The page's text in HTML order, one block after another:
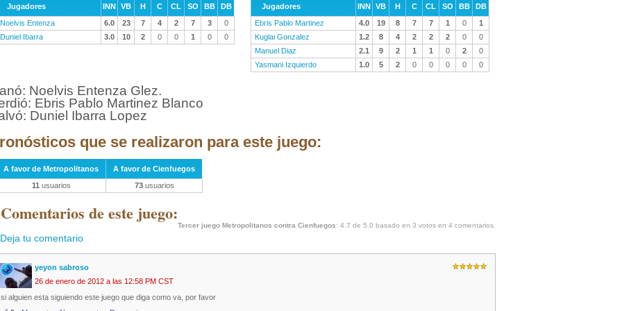
Jugadores INN VB H C CL SO BB
DB
Noelvis Entenza
6.0 23 7 4 2 7 3
0
Duniel Ibarra
3.0 10 2 0 0 1 0 0
Jugadores INN VB H C CL SO BB
DB
Ebris Pablo Martinez
4.0 19 8 7 7 1 0
1
Kuglai Gonzalez
1.2 8 4 2 2 2 0
0
Manuel Diaz
2.1 9 2 1 1 0 2
0
Yasmani Izquierdo
1.0 5 2 0 0 0 0 0
Noelvis Entenza Glez.
Ebris Pablo Martinez Blanco
Duniel Ibarra Lopez
que se realizaron para este juego:
A favor de Metropolitanos
A favor de Cienfuegos
11 usuarios 73usuarios
de este juego:
Tercer juego Metropolitanos contra Cienfuegos: 4.7 de 5.0 basado en 3 votos en 4 comentarios.
Deja tu comentario
yeyon sabroso
26 de enero de 2012 a las 12:58 PM CST
si alguien esta siguiendo este juego que diga como va, por favor